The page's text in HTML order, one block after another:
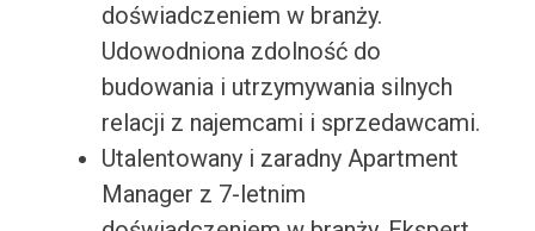
doświadczeniem w branży.
Udowodniona zdolność do
budowania i utrzymywania silnych
relacji z najemcami i sprzedawcami.
Utalentowany i zaradny Apartment
Manager z 7-letnim